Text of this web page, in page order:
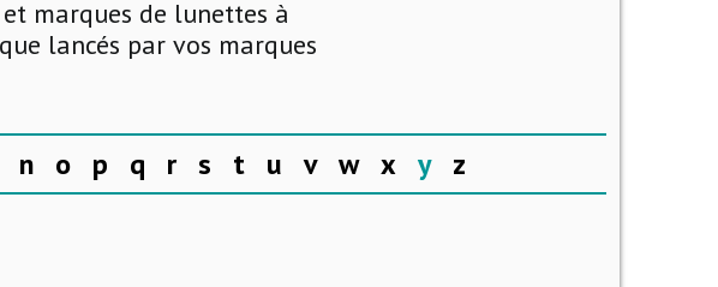
marques de lunettes à
lancés par vos marques
n o p q r s t u v w x y z